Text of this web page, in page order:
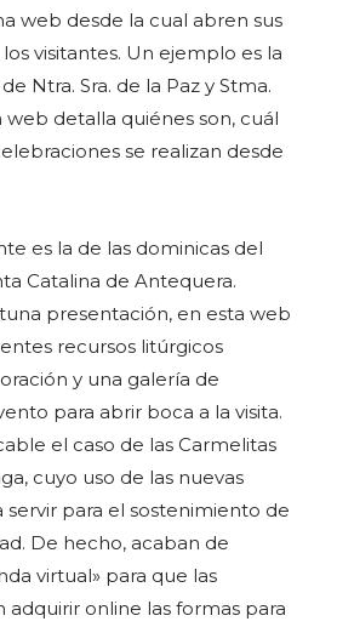
web desde la cual abren sus
visitantes. Un ejemplo es la
Ntra. Sra. de la Paz y Stma.
web detalla quiénes son, cuál
se realizan desde
es la de las dominicas del
Catalina de Antequera.
presentación, en esta web
recursos litúrgicos
y una galería de
para abrir boca a la visita.
el caso de las Carmelitas
cuyo uso de las nuevas
para el sostenimiento de
De hecho, acaban de
virtual» para que las
adquirir online las formas para